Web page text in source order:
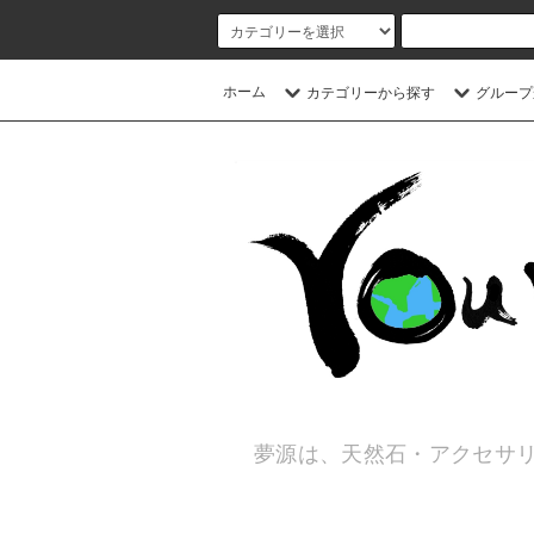
ホーム カテゴリーから探す グルー
夢源は、天然石・アクセサ